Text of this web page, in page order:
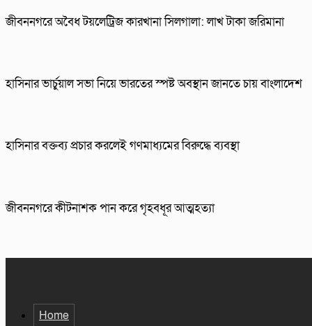
জীবননগরে অবৈধ টয়লেট্রিজ কারখানা সিলগালা: লাখ টাকা জরিমানা
হাসিনার ভার্চুয়াল সভা নিয়ে ভারতের স্পষ্ট অবস্থান জানতে চায় বাংলাদেশ
হাসিনার বক্তব্য প্রচার করলেই গণমাধ্যমের বিরুদ্ধে ব্যবস্থা
জীবননগরে কীটনাশক পান করে গৃহবধূর আত্মহত্যা
Home